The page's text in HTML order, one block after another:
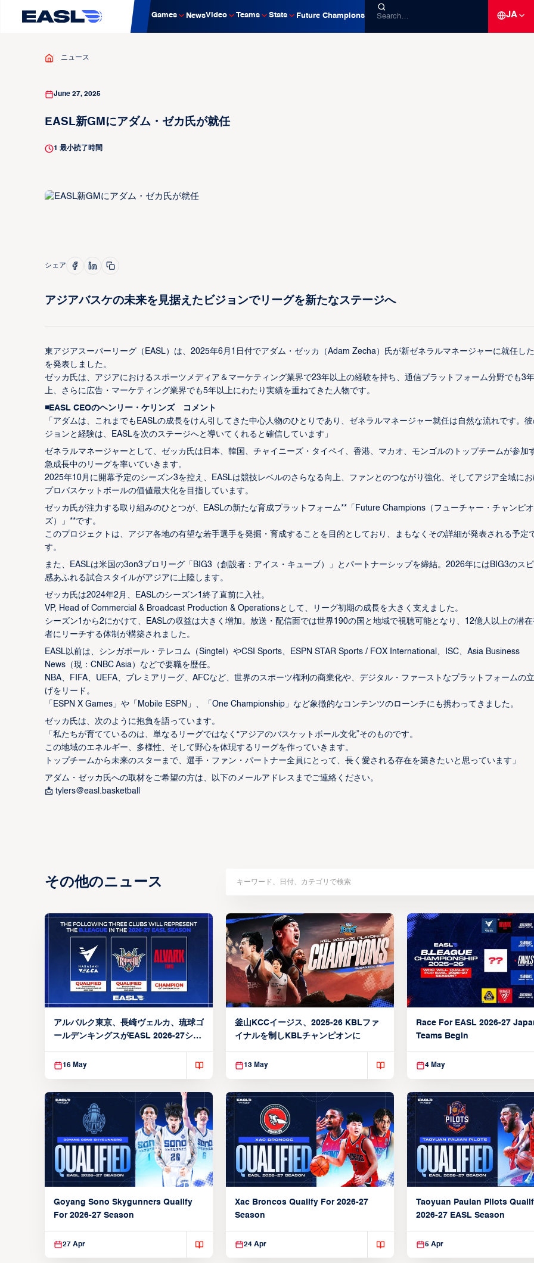
Games NewsVideo Teams Stats Future Champions JA
ニュース
June 27, 2025
EASL新GMにアダム・ゼカ氏が就任
1 最小読了時間
シェア
アジアバスケの未来を見据えたビジョンでリーグを新たなステージへ
東アジアスーパーリーグ（EASL）は、2025年6月1日付でアダム・ゼッカ（Adam Zecha）氏が新ゼネラルマネージャーに就任し
を発表しました。
ゼッカ氏は、アジアにおけるスポーツメディア＆マーケティング業界で23年以上の経験を持ち、通信プラットフォーム分野でも3
上、さらに広告・マーケティング業界でも5年以上にわたり実績を重ねてきた人物です。
◾️EASL CEOのヘンリー・ケリンズ コメント
「アダムは、これまでもEASLの成長をけん引してきた中心人物のひとりであり、ゼネラルマネージャー就任は自然な流れです。彼
ジョンと経験は、EASLを次のステージへと導いてくれると確信しています」
ゼネラルマネージャーとして、ゼッカ氏は日本、韓国、チャイニーズ・タイペイ、香港、マカオ、モンゴルのトップチームが参加
急成長中のリーグを率いていきます。
2025年10月に開幕予定のシーズン3を控え、EASLは競技レベルのさらなる向上、ファンとのつながり強化、そしてアジア全域にお
プロバスケットボールの価値最大化を目指しています。
ゼッカ氏が注力する取り組みのひとつが、EASLの新たな育成プラットフォーム**「Future Champions（フューチャー・チャンピ
ズ）」**です。
このプロジェクトは、アジア各地の有望な若手選手を発掘・育成することを目的としており、まもなくその詳細が発表される予定
す。
また、EASLは米国の3on3プロリーグ「BIG3（創設者：アイス・キューブ）」とパートナーシップを締結。2026年にはBIG3のス
感あふれる試合スタイルがアジアに上陸します。
ゼッカ氏は2024年2月、EASLのシーズン1終了直前に入社。
VP, Head of Commercial & Broadcast Production & Operationsとして、リーグ初期の成長を大きく支えました。
シーズン1から2にかけて、EASLの収益は大きく増加。放送・配信面では世界190の国と地域で視聴可能となり、12億人以上の潜
者にリーチする体制が構築されました。
EASL以前は、シンガポール・テレコム（Singtel）やCSI Sports、ESPN STAR Sports / FOX International、ISC、Asia Business
News（現：CNBC Asia）などで要職を歴任。
NBA、FIFA、UEFA、プレミアリーグ、AFCなど、世界のスポーツ権利の商業化や、デジタル・ファーストなプラットフォームの
げをリード。
「ESPN X Games」や「Mobile ESPN」、「One Championship」など象徴的なコンテンツのローンチにも携わってきました。
ゼッカ氏は、次のように抱負を語っています。
「私たちが育てているのは、単なるリーグではなく“アジアのバスケットボール文化”そのものです。
この地域のエネルギー、多様性、そして野心を体現するリーグを作っていきます。
トップチームから未来のスターまで、選手・ファン・パートナー全員にとって、長く愛される存在を築きたいと思っています」
アダム・ゼッカ氏への取材をご希望の方は、以下のメールアドレスまでご連絡ください。
📩 tylers@easl.basketball
その他のニュース
アルバルク東京、長崎ヴェルカ、琉球ゴ
ールデンキングスがEASL 2026-27シー
16 May
釜山KCCイージス、2025-26 KBLファ
イナルを制しKBLチャンピオンに
13 May
Race For EASL 2026-27
Teams Begin
4 May
Goyang Sono Skygunners Qualify
For 2026-27 Season
27 Apr
Xac Broncos Qualify For 2026-27
Season
24 Apr
Taoyuan Pauian Pilots
2026-27 EASL Season
5 Apr